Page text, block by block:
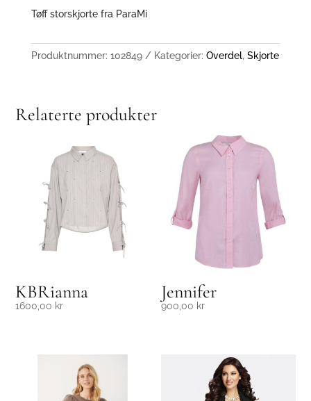
Tøff storskjorte fra ParaMi
Produktnummer: 102849 Kategorier: Overdel, Skjorte
Relaterte produkter
KBRianna
1600,00 kr
Jennifer
900,00 kr